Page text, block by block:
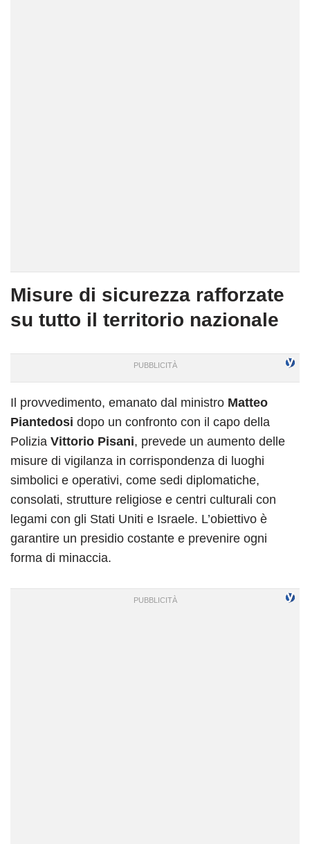
Misure di sicurezza rafforzate
su tutto il territorio nazionale
Il provvedimento, emanato dal ministro Matteo
Piantedosi dopo un confronto con il capo della
Polizia Vittorio Pisani, prevede un aumento delle
misure di vigilanza in corrispondenza di luoghi
simbolici e operativi, come sedi diplomatiche,
consolati, strutture religiose e centri culturali con
legami con gli Stati Uniti e Israele. L’obiettivo è
garantire un presidio costante e prevenire ogni
forma di minaccia.